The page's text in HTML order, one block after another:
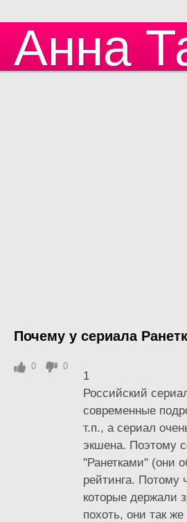
Анна
Почему у сериала
1
Российский
современные
т.п., а сериал
экшена. Поэтому
"Ранетками" (они
рейтинга. Потому
которые держали
похоть, они так
0 0